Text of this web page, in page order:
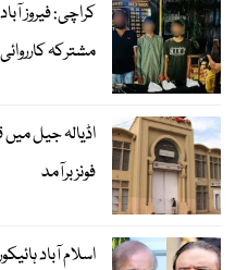
کراچی: فیروز
مشترکہ کارروائی، قتل
فونز برآمد
اسلام آباد